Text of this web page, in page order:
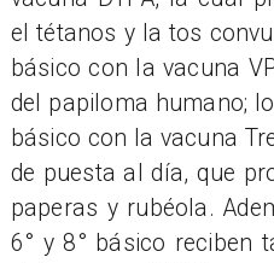
el tétanos y la tos
básico con la vacuna
del papiloma humano;
básico con la vacuna
de puesta al día, que
paperas y rubéola.
6° y 8° básico reciben